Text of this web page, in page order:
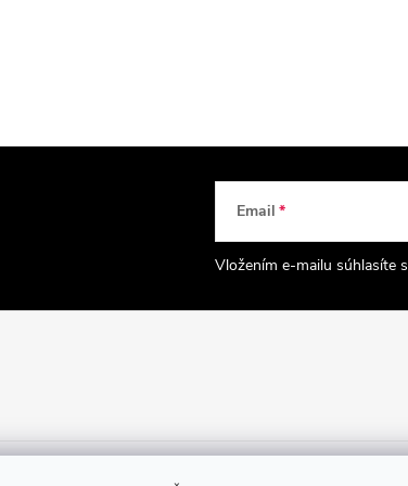
Email
Vložením e-mailu súhlasíte s